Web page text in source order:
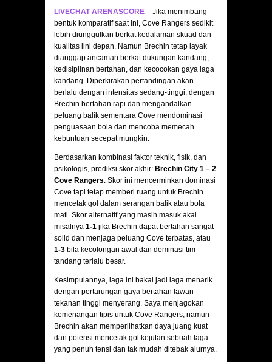
LIVECHAT ARENASCORE – Jika menimbang
bentuk komparatif saat ini, Cove Rangers sedikit
lebih diunggulkan berkat kedalaman skuad dan
kualitas lini depan. Namun Brechin tetap layak
dianggap ancaman berkat dukungan kandang,
kedisiplinan bertahan, dan kecocokan gaya laga
kandang. Diperkirakan pertandingan akan
berlalu dengan intensitas sedang-tinggi, dengan
Brechin bertahan rapi dan mengandalkan
peluang balik sementara Cove mendominasi
penguasaan bola dan mencoba memecah
kebuntuan secepat mungkin.
Berdasarkan kombinasi faktor teknik, fisik, dan
psikologis, prediksi skor akhir: Brechin City 1 – 2
Cove Rangers. Skor ini mencerminkan dominasi
Cove tapi tetap memberi ruang untuk Brechin
mencetak gol dalam serangan balik atau bola
mati. Skor alternatif yang masih masuk akal
misalnya 1‑1 jika Brechin dapat bertahan sangat
solid dan menjaga peluang Cove terbatas, atau
1‑3 bila kecolongan awal dan dominasi tim
tandang terlalu besar.
Kesimpulannya, laga ini bakal jadi laga menarik
dengan pertarungan gaya bertahan lawan
tekanan tinggi menyerang. Saya menjagokan
kemenangan tipis untuk Cove Rangers, namun
Brechin akan memperlihatkan daya juang kuat
dan potensi mencetak gol kejutan sebuah laga
yang penuh tensi dan tak mudah ditebak alurnya.